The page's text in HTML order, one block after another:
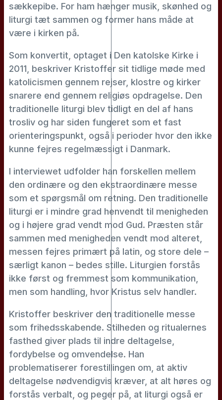
sækkepibe. For ham hænger musik, skønhed og
liturgi tæt sammen og former hans måde at
være i kirken på.
Som konvertit, optaget i Den katolske Kirke i
2011, beskriver Kristoffer sit tidlige møde med
katolicismen gennem rejser, klostre og kirker
snarere end gennem religiøs opdragelse. Den
traditionelle liturgi blev tidligt en del af hans
trosliv og har siden fungeret som et fast
orienteringspunkt, også i perioder hvor den ikke
kunne fejres regelmæssigt i Danmark.
I interviewet udfolder han forskellen mellem
den ordinære og den ekstraordinære messe
som et spørgsmål om retning. Den traditionelle
liturgi er i mindre grad henvendt til menigheden
og i højere grad vendt mod Gud. Præsten står
sammen med menigheden vendt mod alteret,
messen fejres primært på latin, og store dele –
særligt kanon – bedes stille. Liturgien forstås
ikke først og fremmest som kommunikation,
men som handling, hvor Kristus selv handler.
Kristoffer beskriver den traditionelle messe
som frihedsskabende. Stilheden og ritualernes
fasthed giver plads til indre deltagelse,
fordybelse og omvendelse. Han
problematiserer forestillingen om, at aktiv
deltagelse nødvendigvis kræver, at alt høres og
forstås verbalt, og peger på, at liturgi også er